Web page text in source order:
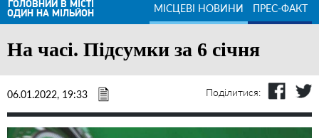
ГОЛОВНИЙ В МІСТІ
ОДИН НА МІЛЬЙОН МІСЦЕВІ НОВИНИ ПРЕС-ФАКТ
На часі. Підсумки за 6 січня
06.01.2022, 19:33 Поділитися: